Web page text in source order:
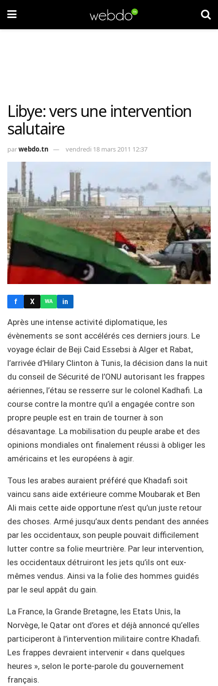
Libye: vers une intervention
salutaire
parwebdo.tn vendredi 18 mars 2011 12:37
f X WA in
Après une intense activité diplomatique, les
évènements se sont accélérés ces derniers jours. Le
voyage éclair de Beji Caid Essebsi à Alger et Rabat,
l’arrivée d’Hilary Clinton à Tunis, la décision dans la nuit
du conseil de Sécurité de l’ONU autorisant les frappes
aériennes, l’étau se resserre sur le colonel Kadhafi. La
course contre la montre qu’il a engagée contre son
propre peuple est en train de tourner à son
désavantage. La mobilisation du peuple arabe et des
opinions mondiales ont finalement réussi à obliger les
américains et les européens à agir.
Tous les arabes auraient préféré que Khadafi soit
vaincu sans aide extérieure comme Moubarak et Ben
Ali mais cette aide opportune n’est qu’un juste retour
des choses. Armé jusqu’aux dents pendant des années
par les occidentaux, son peuple pouvait difficilement
lutter contre sa folie meurtrière. Par leur intervention,
les occidentaux détruiront les jets qu’ils ont eux-
mêmes vendus. Ainsi va la folie des hommes guidés
par le seul appât du gain.
La France, la Grande Bretagne, les Etats Unis, la
Norvège, le Qatar ont d’ores et déjà annoncé qu’elles
participeront à l’intervention militaire contre Khadafi.
Les frappes devraient intervenir « dans quelques
heures », selon le porte-parole du gouvernement
français.